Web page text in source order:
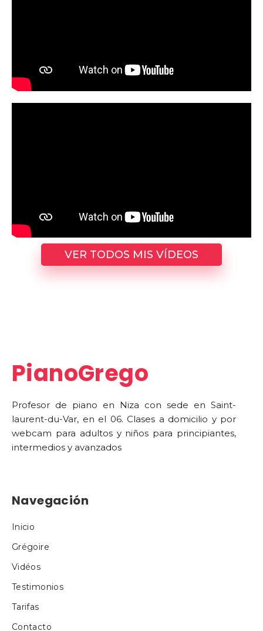
VER TODOS MIS VÍDEOS
PianoGrego
Profesor de piano en Niza con sede en Saint-
laurent-du-Var, en el 06. Clases a domicilio y por
webcam para adultos y niños para principiantes,
intermedios y avanzados
Navegación
Inicio
Grégoire
Vidéos
Testimonios
Tarifas
Contacto